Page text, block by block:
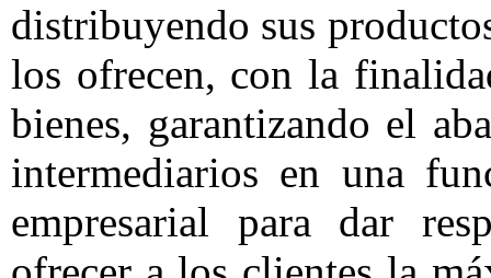
distribuyendo sus
los ofrecen, con la
bienes, garantizando el
intermediarios en una
empresarial para dar